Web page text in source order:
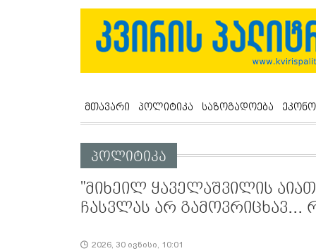
მთავარი პოლიტიკა საზოგადოება
პოლიტიკა
"მიხეილ ყაველაშვილის
ჩასვლას არ გამოვრიცხავ...
2026, 30 ივნისი, 10:01